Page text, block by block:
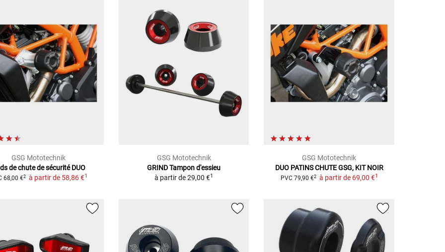
GSG Mototechnik
de chute de sécurité DUO
68,00 €2 à partir de 58,86 €1
GSG Mototechnik
GRIND Tampon d'essieu
à partir de 29,00 €1
GSG Mototechnik
DUO PATINS CHUTE GSG, KIT NOIR
PVC 79,90 €2 à partir de 69,00 €1